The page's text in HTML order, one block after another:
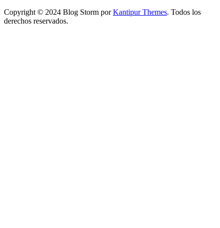
Copyright © 2024 Blog Storm porKantipur Themes. Todos los
derechos reservados.